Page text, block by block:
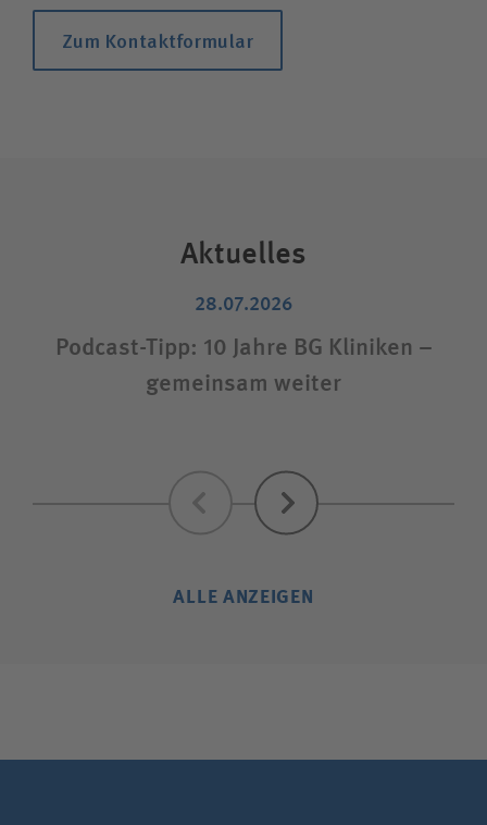
Zum Kontaktformular
Aktuelles
28.07.2026
Podcast-Tipp: 10 Jahre BG Kliniken –
gemeinsam weiter
Zurück Weiter
ALLE ANZEIGEN